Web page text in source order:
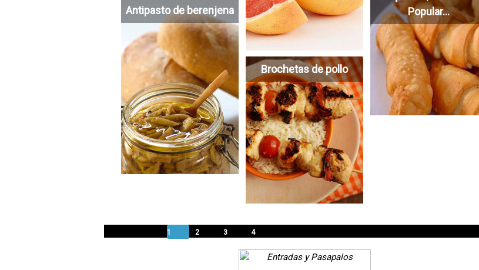
Popular...
Antipasto de berenjena
Brochetas de pollo
1 2 3 4